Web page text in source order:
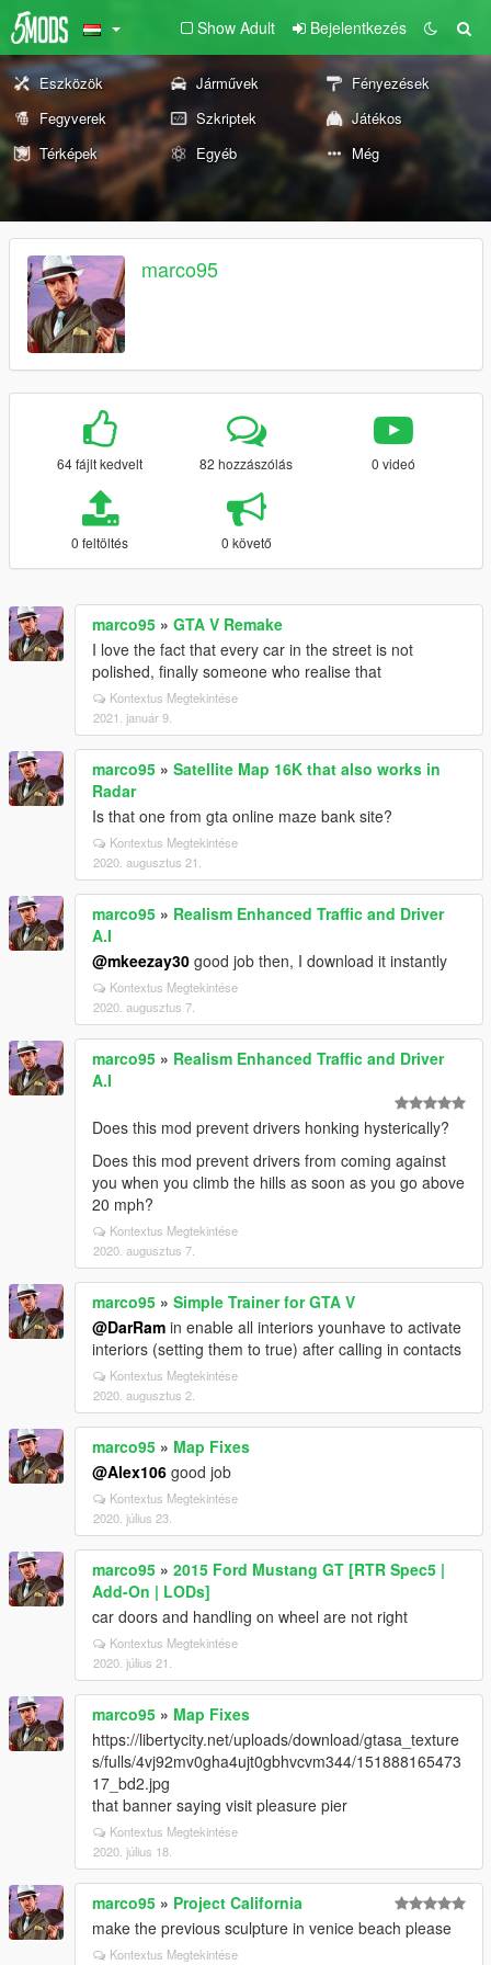
Show Adult Bejelentkezés
Eszközök Járművek
Fényezések
Fegyverek
Szkriptek
Játékos
Térképek
Egyéb Még
marco95
64 fájlt kedvelt 82 hozzászólás 0 videó
0 feltöltés 0 követő
marco95 » GTA V Remake
I love the fact that every car in the street is not
polished, finally someone who realise that
Kontextus Megtekintése
2021. január 9.
marco95 » Satellite Map 16K that also works in
Radar
Is that one from gta online maze bank site?
Kontextus Megtekintése
2020. augusztus 21.
marco95 » Realism Enhanced Traffic and Driver
A.I
@mkeezay30 good job then, I download it instantly
Kontextus Megtekintése
2020. augusztus 7.
marco95 » Realism Enhanced Traffic and Driver
A.I
Does this mod prevent drivers honking hysterically?
Does this mod prevent drivers from coming against
you when you climb the hills as soon as you go above
20 mph?
Kontextus Megtekintése
2020. augusztus 7.
marco95 » Simple Trainer for GTA V
@DarRam in enable all interiors younhave to activate
interiors (setting them to true) after calling in contacts
Kontextus Megtekintése
2020. augusztus 2.
marco95 » Map Fixes
@Alex106 good job
Kontextus Megtekintése
2020. július 23.
marco95 » 2015 Ford Mustang GT [RTR Spec5 |
Add-On | LODs]
car doors and handling on wheel are not right
Kontextus Megtekintése
2020. július 21.
marco95 » Map Fixes
https://libertycity.net/uploads/download/gtasa_texture
s/fulls/4vj92mv0gha4ujt0gbhvcvm344/151888165473
17_bd2.jpg
that banner saying visit pleasure pier
Kontextus Megtekintése
2020. július 18.
marco95 » Project California
make the previous sculpture in venice beach please
Kontextus Megtekintése